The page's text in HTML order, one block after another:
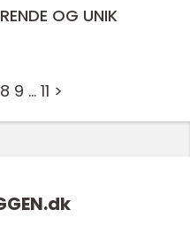
OG UNIK
8 9 … 11 >
dk